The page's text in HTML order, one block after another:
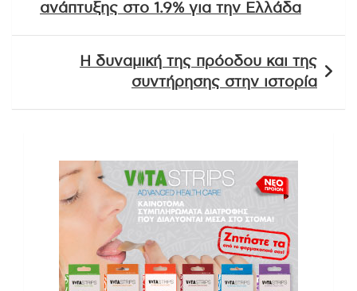
ανάπτυξης στο 1.9% για την Ελλάδα
Η δυναμική της πρόοδου και της
συντήρησης στην ιστορία